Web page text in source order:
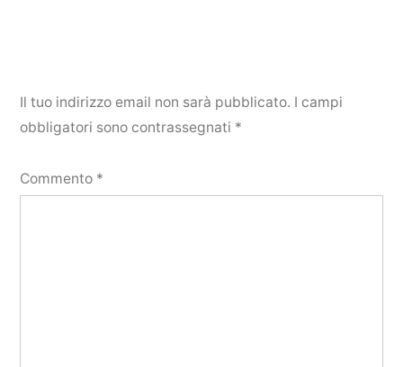
Il tuo indirizzo email non sarà pubblicato. I campi
obbligatori sono contrassegnati *
Commento *